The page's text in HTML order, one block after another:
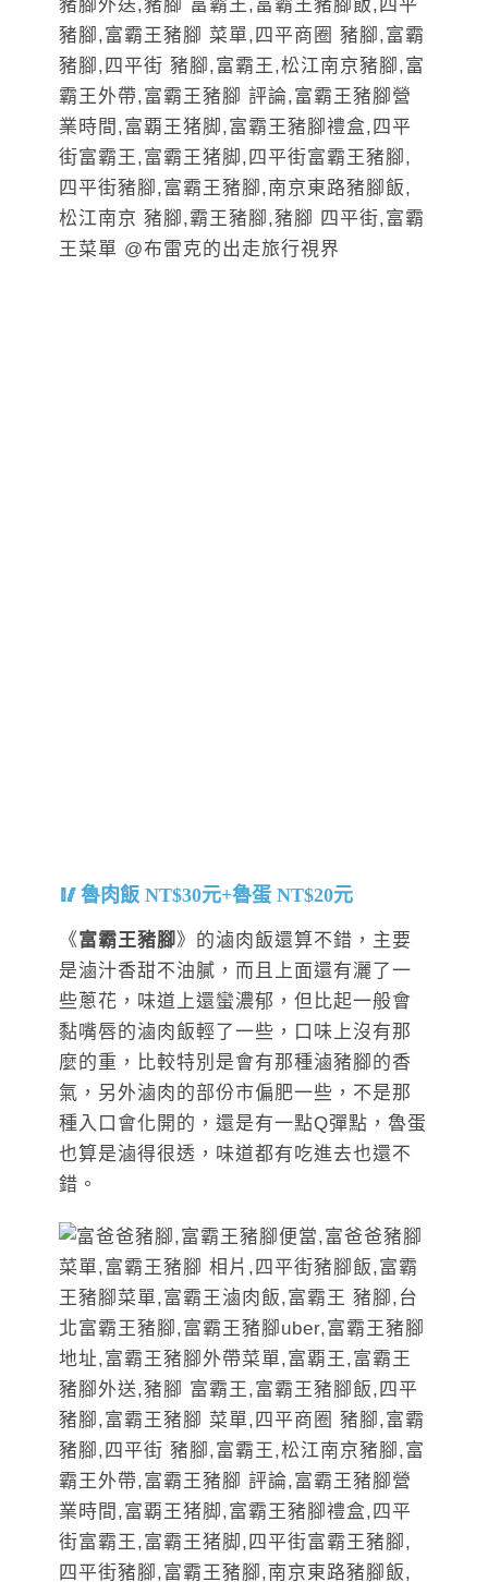
魯肉飯 NT$30元+魯蛋 NT$20元
《富霸王豬腳》的滷肉飯還算不錯，主要
是滷汁香甜不油膩，而且上面還有灑了一
些蔥花，味道上還蠻濃郁，但比起一般會
黏嘴唇的滷肉飯輕了一些，口味上沒有那
麼的重，比較特別是會有那種滷豬腳的香
氣，另外滷肉的部份市偏肥一些，不是那
種入口會化開的，還是有一點Q彈點，魯蛋
也算是滷得很透，味道都有吃進去也還不
錯。